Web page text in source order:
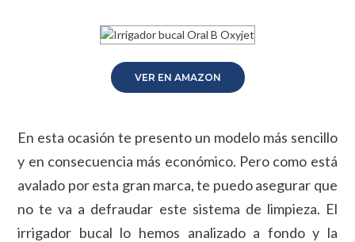
VER EN AMAZON
En esta ocasión te presento un modelo más sencillo
y en consecuencia más económico. Pero como está
avalado por esta gran marca, te puedo asegurar que
no te va a defraudar este sistema de limpieza. El
irrigador bucal lo hemos analizado a fondo y la